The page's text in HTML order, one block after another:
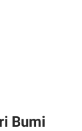
Bumi